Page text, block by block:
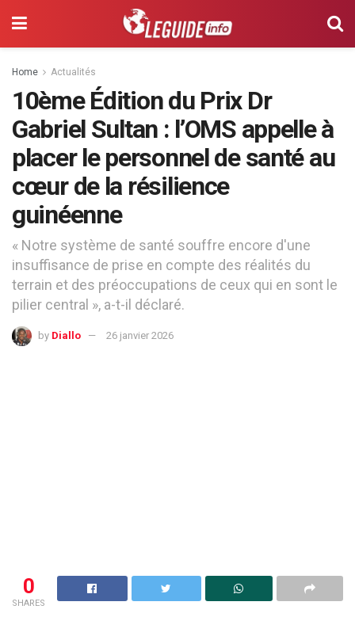
Home Actualités
10ème Édition du Prix Dr
Gabriel Sultan : l’OMS appelle à
placer le personnel de santé au
cœur de la résilience
guinéenne
« Notre système de santé souffre encore d'une
insuffisance de prise en compte des réalités du
terrain et des préoccupations de ceux qui en sont le
pilier central », a-t-il déclaré.
by Diallo 26 janvier 2026
0
SHARES